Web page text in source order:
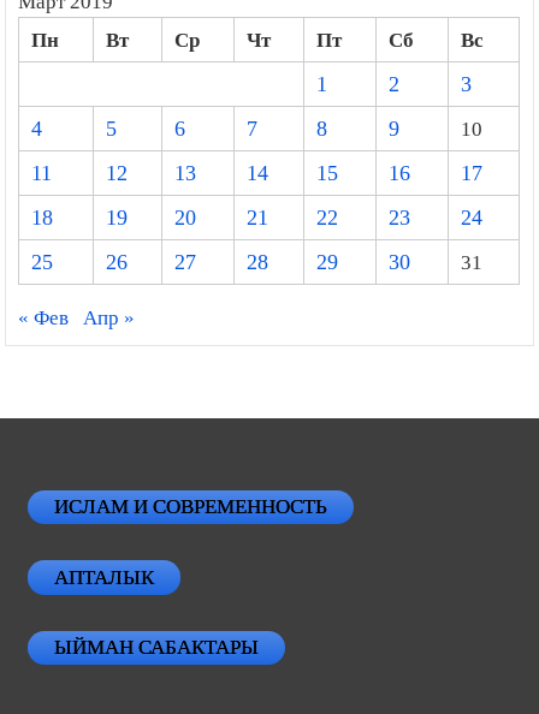
Пн Вт Ср Чт Пт Сб
Вс
1
2
3
4
5 6 7 8 9
10
11
12 13 14 15 16
17
18
19 20 21 22 23
24
25
26 27 28 29 30 31
« Фев Апр »
ИСЛАМ И СОВРЕМЕННОСТЬ
АПТАЛЫК
ЫЙМАН САБАКТАРЫ